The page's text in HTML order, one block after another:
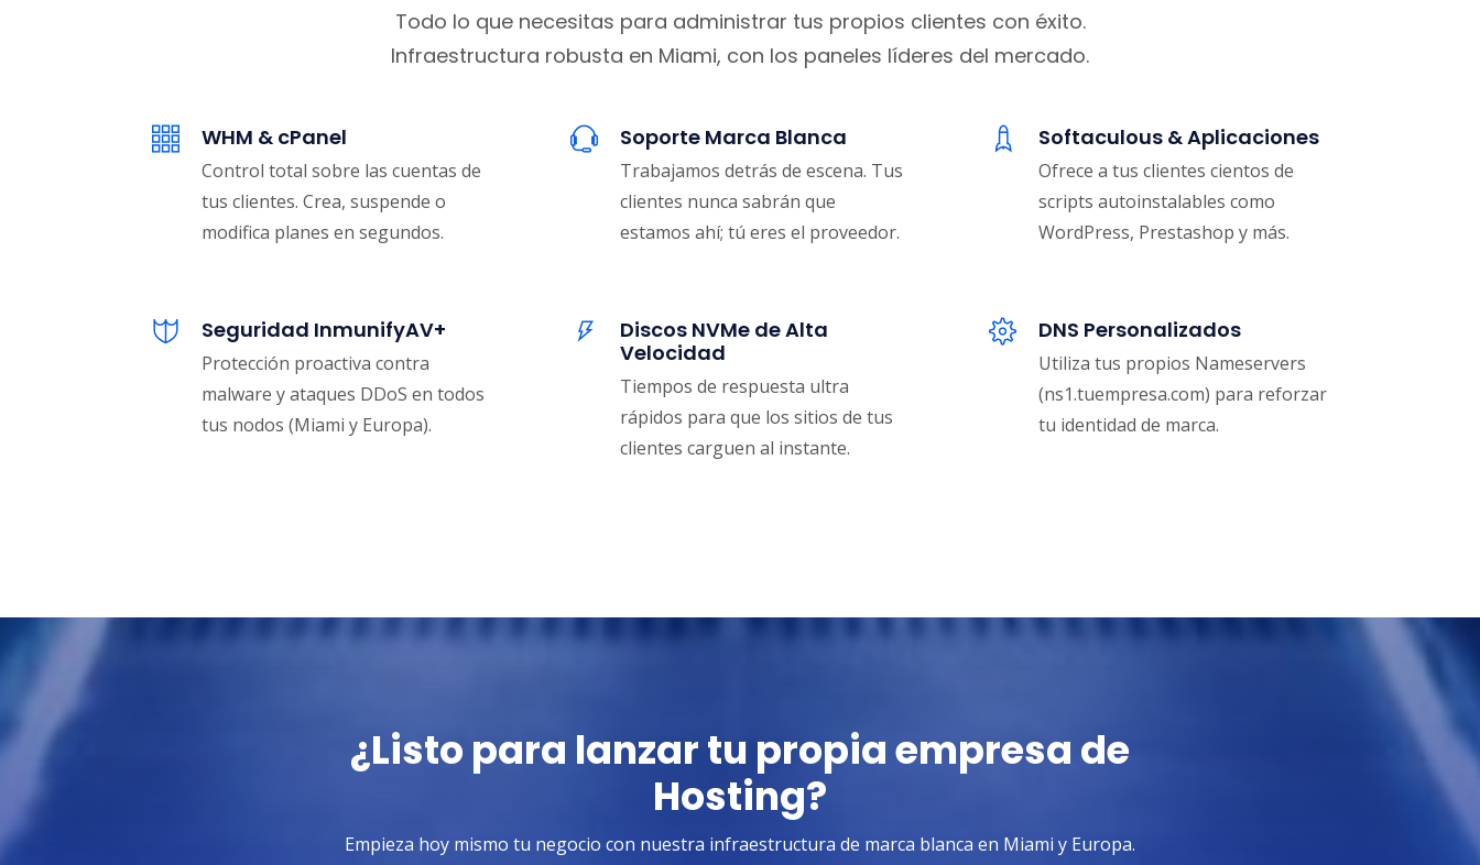
Todo lo que necesitas para administrar tus propios clientes con éxito.
Infraestructura robusta en Miami, con los paneles líderes del mercado.
WHM & cPanel
Control total sobre las cuentas de
tus clientes. Crea, suspende o
modifica planes en segundos.
Soporte Marca Blanca
Trabajamos detrás de escena. Tus
clientes nunca sabrán que
estamos ahí; tú eres el proveedor.
Softaculous & Aplicaciones
Ofrece a tus clientes cientos de
scripts autoinstalables como
WordPress, Prestashop y más.
Seguridad InmunifyAV+
Protección proactiva contra
malware y ataques DDoS en todos
tus nodos (Miami y Europa).
Discos NVMe de Alta
Velocidad
Tiempos de respuesta ultra
rápidos para que los sitios de tus
clientes carguen al instante.
DNS Personalizados
Utiliza tus propios Nameservers
(ns1.tuempresa.com) para reforzar
tu identidad de marca.
¿Listo para lanzar tu propia empresa de
Hosting?
Empieza hoy mismo tu negocio con nuestra infraestructura de marca blanca en Miami y Europa.